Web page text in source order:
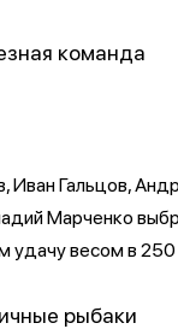
команда
Иван Гальцов,
Марченко
удачу весом в 250
рыбаки